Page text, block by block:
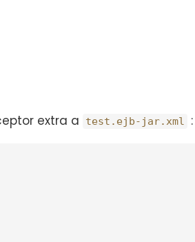
extra a test.ejb-jar.xml :